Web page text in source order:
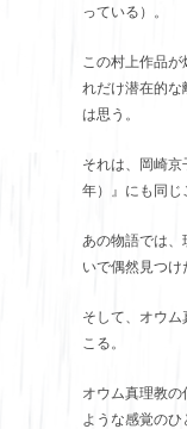
っている）。
この村上作品
れだけ潜在的な
は思う。
それは、岡崎
年）』にも同じ
あの物語では
いで偶然見つけ
そして、オウ
こる。
オウム真理教
ような感覚の